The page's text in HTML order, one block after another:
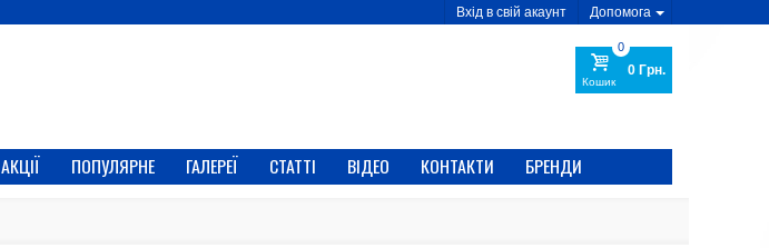
Допомога
Вхід в свій акаунт
Кошик
0
0 Грн.
АКЦІЇ ПОПУЛЯРНЕ ГАЛЕРЕЇ СТАТТІ ВІДЕО КОНТАКТИ БРЕНДИ